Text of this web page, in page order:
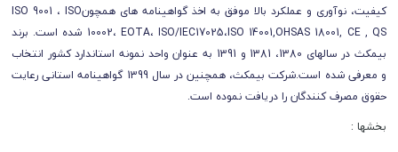
کیفیت، نوآوری و عملکرد بالا موفق به اخذ گواهینامه­ های همچونISO 9001 ، ISO
10002، EOTA، ISO/IEC17025،ISO 14001,OHSAS 18001, CE , QS شده است. برند
بیمکث در سال­های 1380، 1381 و 1391 به عنوان واحد نمونه استاندارد کشور انتخاب
و معرفی شده است.شرکت بیمکث، همچنین در سال 1399 گواهینامه استانی رعایت
حقوق مصرف کنندگان را دریافت نموده است.
بخشها :